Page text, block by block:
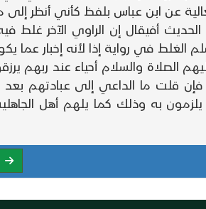
عن ابن عباس بلفظ كأني أنظر
أفيقال إن الراوي الآخر غلط
الغلط في رواية إذا لأنه إخبار عما
الصلاة والسلام أحياء عند ربهم
قلت ما الداعي إلى عبادتهم بعد
به وذلك كما يلهم أهل